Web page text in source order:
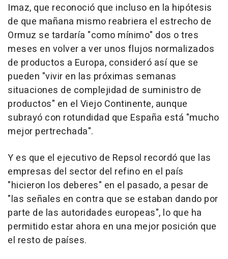
Imaz, que reconoció que incluso en la hipótesis
de que mañana mismo reabriera el estrecho de
Ormuz se tardaría "como mínimo" dos o tres
meses en volver a ver unos flujos normalizados
de productos a Europa, consideró así que se
pueden "vivir en las próximas semanas
situaciones de complejidad de suministro de
productos" en el Viejo Continente, aunque
subrayó con rotundidad que España está "mucho
mejor pertrechada".
Y es que el ejecutivo de Repsol recordó que las
empresas del sector del refino en el país
"hicieron los deberes" en el pasado, a pesar de
"las señales en contra que se estaban dando por
parte de las autoridades europeas", lo que ha
permitido estar ahora en una mejor posición que
el resto de países.